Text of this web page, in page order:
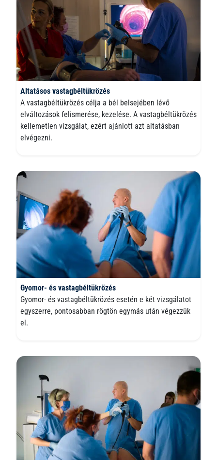
Altatásos vastagbéltükrözés
A vastagbéltükrözés célja a bél belsejében lévő
elváltozások felismerése, kezelése. A vastagbéltükrözés
kellemetlen vizsgálat, ezért ajánlott azt altatásban
elvégezni.
Gyomor- és vastagbéltükrözés
Gyomor- és vastagbéltükrözés esetén e két vizsgálatot
egyszerre, pontosabban rögtön egymás után végezzük
el.